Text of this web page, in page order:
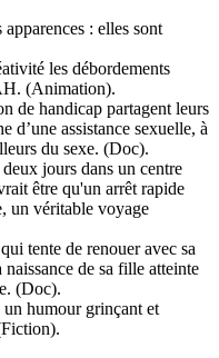
: elles sont
les débordements
(Animation).
de handicap partagent leurs
d’une assistance sexuelle, à
du sexe. (Doc).
jours dans un centre
être qu'un arrêt rapide
un véritable voyage
tente de renouer avec sa
de sa fille atteinte
(Doc).
humour grinçant et